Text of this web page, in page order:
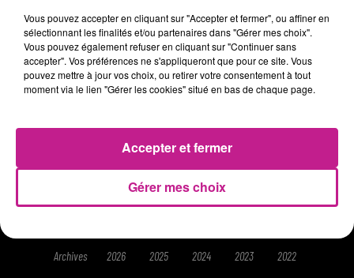
ACCUEIL RADIO HITS RUBRIQUES
Gestion des cookies Mentions légales Plan du site
Archives 2026 2025 2024 2023 2022
Vous pouvez accepter en cliquant sur "Accepter et fermer", ou affiner en
sélectionnant les finalités et/ou partenaires dans "Gérer mes choix".
Vous pouvez également refuser en cliquant sur "Continuer sans
accepter". Vos préférences ne s'appliqueront que pour ce site. Vous
pouvez mettre à jour vos choix, ou retirer votre consentement à tout
moment via le lien "Gérer les cookies" situé en bas de chaque page.
Gérer mes choix
Accepter et fermer